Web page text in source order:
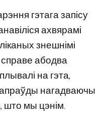
гэтага запісу
ахвярамі
знешнімі
абодва
на гэта,
нагадваючы
мы цэнім.